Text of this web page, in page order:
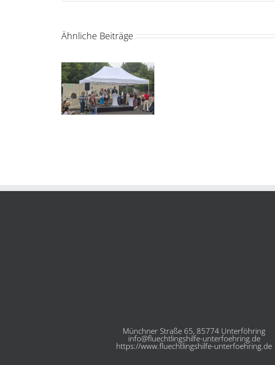
Ähnliche Beiträge
Münchner Straße 65, 85774 Unterföhring
info@fluechtlingshilfe-unterfoehring.de
https://www.fluechtlingshilfe-unterfoehring.de